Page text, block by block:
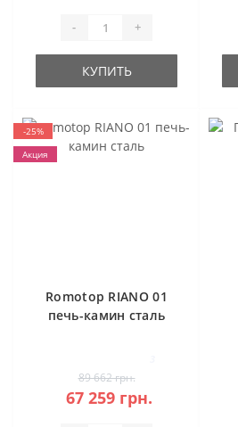
- +
КУПИТЬ
-25%
Акция
Romotop RIANO 01
печь-камин сталь
89 662 грн.
67 259 грн.